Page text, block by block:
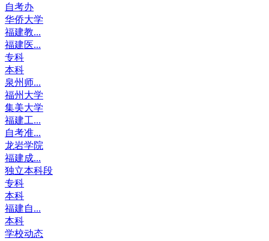
自考办
华侨大学
福建教...
福建医...
专科
本科
泉州师...
福州大学
集美大学
福建工...
自考准...
龙岩学院
福建成...
独立本科段
专科
本科
福建自...
本科
学校动态